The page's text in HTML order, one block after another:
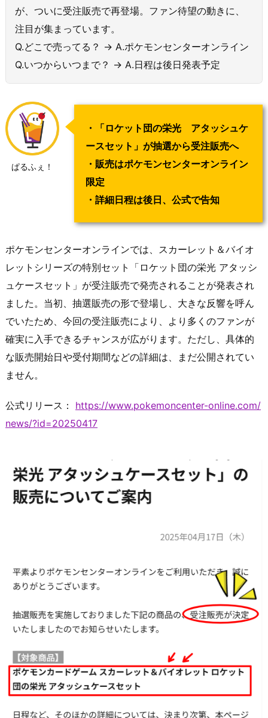
が、ついに受注販売で再登場。ファン待望の動きに、
注目が集まっています。
Q.どこで売ってる？ → A.ポケモンセンターオンライン
Q.いつからいつまで？ → A.日程は後日発表予定
ぱるふぇ！
・「ロケット団の栄光 アタッシュケ
ースセット」が抽選から受注販売へ
・販売はポケモンセンターオンライン
限定
・詳細日程は後日、公式で告知
ポケモンセンターオンラインでは、スカーレット＆バイオ
レットシリーズの特別セット「ロケット団の栄光 アタッシ
ュケースセット」が受注販売で発売されることが発表され
ました。当初、抽選販売の形で登場し、大きな反響を呼ん
でいたため、今回の受注販売により、より多くのファンが
確実に入手できるチャンスが広がります。ただし、具体的
な販売開始日や受付期間などの詳細は、まだ公開されてい
ません。
公式リリース：
https://www.pokemoncenter-online.com/
news/?id=20250417